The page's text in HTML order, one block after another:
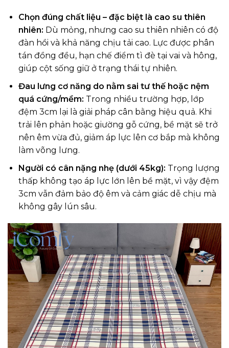
Chọn đúng chất liệu – đặc biệt là cao su thiên
nhiên: Dù mỏng, nhưng cao su thiên nhiên có độ
đàn hồi và khả năng chịu tải cao. Lực được phân
tán đồng đều, hạn chế điểm tì đè tại vai và hông,
giúp cột sống giữ ở trạng thái tự nhiên.
Đau lưng cơ năng do nằm sai tư thế hoặc nệm
quá cứng/mềm: Trong nhiều trường hợp, lớp
đệm 3cm lại là giải pháp cân bằng hiệu quả. Khi
trải lên phản hoặc giường gỗ cứng, bề mặt sẽ trở
nên êm vừa đủ, giảm áp lực lên cơ bắp mà không
làm võng lưng.
Người có cân nặng nhẹ (dưới 45kg): Trọng lượng
thấp không tạo áp lực lớn lên bề mặt, vì vậy đệm
3cm vẫn đảm bảo độ êm và cảm giác dễ chịu mà
không gây lún sâu.